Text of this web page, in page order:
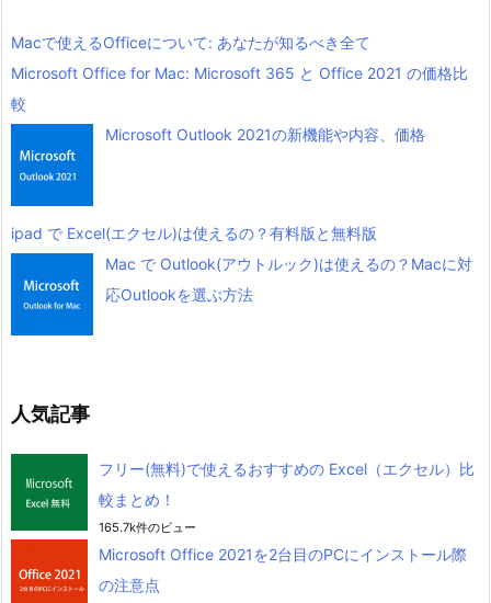
Macで使えるOfficeについて: あなたが知るべき全て
Microsoft Office for Mac: Microsoft 365 と Office 2021 の価格比
較
Microsoft Outlook 2021の新機能や内容、価格
ipad で Excel(エクセル)は使えるの？有料版と無料版
Mac で Outlook(アウトルック)は使えるの？Macに対
応Outlookを選ぶ方法
人気記事
フリー(無料)で使えるおすすめの Excel（エクセル）比
較まとめ！
165.7k件のビュー
Microsoft Office 2021を2台目のPCにインストール際
の注意点